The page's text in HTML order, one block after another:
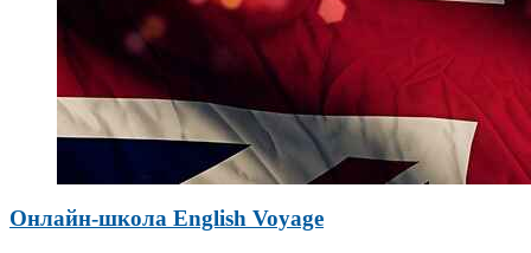
Онлайн-школа English Voyage